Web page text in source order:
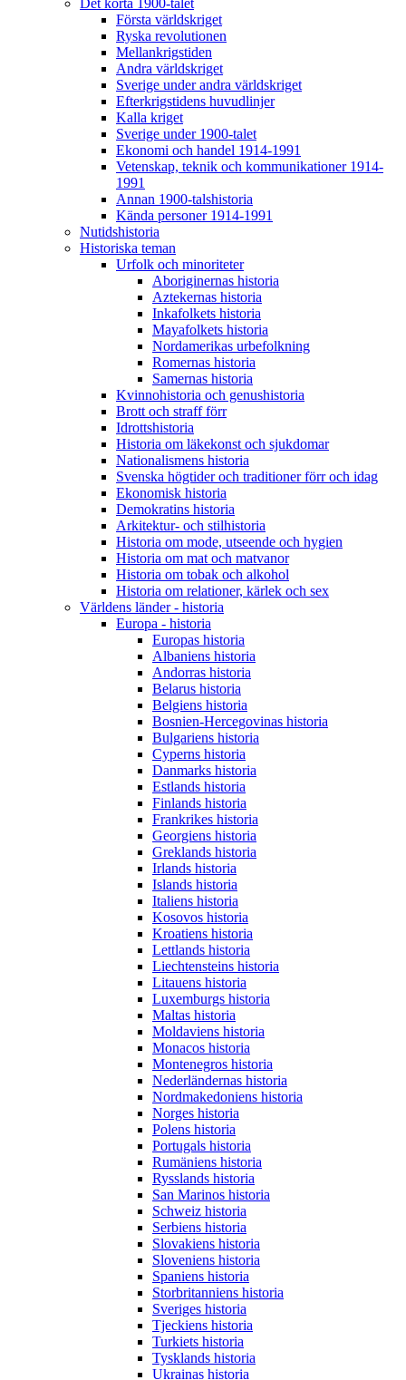
Första världskriget
Ryska revolutionen
Mellankrigstiden
Andra världskriget
Sverige under andra världskriget
Efterkrigstidens huvudlinjer
Kalla kriget
Sverige under 1900-talet
Ekonomi och handel 1914-1991
Vetenskap, teknik och kommunikationer 1914-
1991
Annan 1900-talshistoria
Kända personer 1914-1991
Nutidshistoria
Historiska teman
Urfolk och minoriteter
Aboriginernas historia
Aztekernas historia
Inkafolkets historia
Mayafolkets historia
Nordamerikas urbefolkning
Romernas historia
Samernas historia
Kvinnohistoria och genushistoria
Brott och straff förr
Idrottshistoria
Historia om läkekonst och sjukdomar
Nationalismens historia
Svenska högtider och traditioner förr och idag
Ekonomisk historia
Demokratins historia
Arkitektur- och stilhistoria
Historia om mode, utseende och hygien
Historia om mat och matvanor
Historia om tobak och alkohol
Historia om relationer, kärlek och sex
Världens länder - historia
Europa - historia
Europas historia
Albaniens historia
Andorras historia
Belarus historia
Belgiens historia
Bosnien-Hercegovinas historia
Bulgariens historia
Cyperns historia
Danmarks historia
Estlands historia
Finlands historia
Frankrikes historia
Georgiens historia
Greklands historia
Irlands historia
Islands historia
Italiens historia
Kosovos historia
Kroatiens historia
Lettlands historia
Liechtensteins historia
Litauens historia
Luxemburgs historia
Maltas historia
Moldaviens historia
Monacos historia
Montenegros historia
Nederländernas historia
Nordmakedoniens historia
Norges historia
Polens historia
Portugals historia
Rumäniens historia
Rysslands historia
San Marinos historia
Schweiz historia
Serbiens historia
Slovakiens historia
Sloveniens historia
Spaniens historia
Storbritanniens historia
Sveriges historia
Tjeckiens historia
Turkiets historia
Tysklands historia
Ukrainas historia